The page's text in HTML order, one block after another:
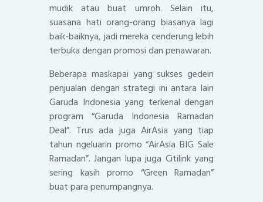
mudik atau buat umroh. Selain itu,
suasana hati orang-orang biasanya lagi
baik-baiknya, jadi mereka cenderung lebih
terbuka dengan promosi dan penawaran.
Beberapa maskapai yang sukses gedein
penjualan dengan strategi ini antara lain
Garuda Indonesia yang terkenal dengan
program “Garuda Indonesia Ramadan
Deal”. Trus ada juga AirAsia yang tiap
tahun ngeluarin promo “AirAsia BIG Sale
Ramadan”. Jangan lupa juga Citilink yang
sering kasih promo “Green Ramadan”
buat para penumpangnya.